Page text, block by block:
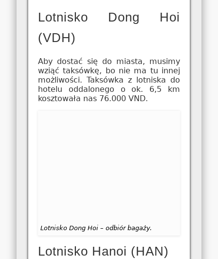
Lotnisko Dong Hoi
(VDH)
Aby dostać się do miasta, musimy
wziąć taksówkę, bo nie ma tu innej
możliwości. Taksówka z lotniska do
hotelu oddalonego o ok. 6,5 km
kosztowała nas 76.000 VND.
Lotnisko Dong Hoi – odbiór bagaży.
Lotnisko Hanoi (HAN)